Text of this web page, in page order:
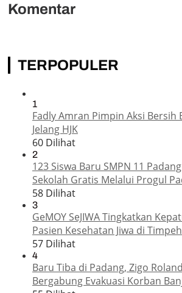
Komentar
TERPOPULER
1
Fadly Amran Pimpin Aksi Bersih
Jelang HJK
60 Dilihat
2
123 Siswa Baru SMPN 11
Sekolah Gratis Melalui Progul
58 Dilihat
3
GeMOY SeJIWA Tingkatkan
Pasien Kesehatan Jiwa di Timpeh
57 Dilihat
4
Baru Tiba di Padang, Zigo
Bergabung Evakuasi Korban